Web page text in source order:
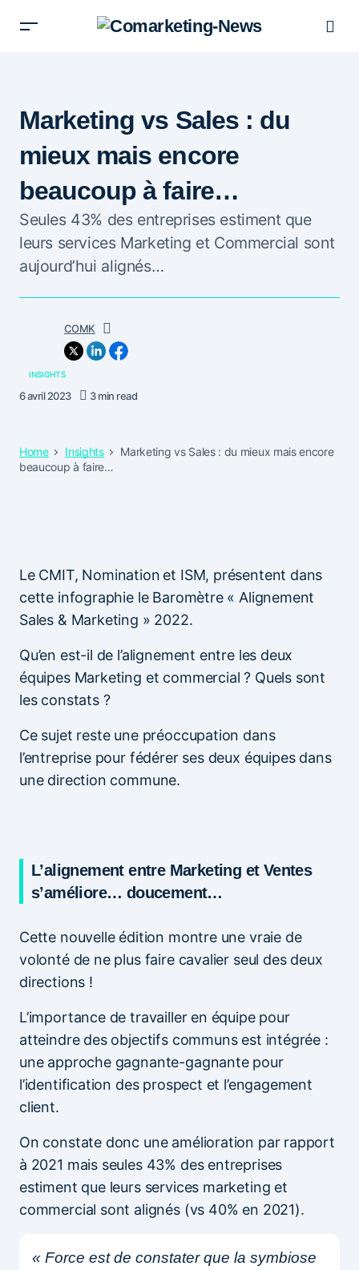
Marketing vs Sales : du
mieux mais encore
beaucoup à faire…
Seules 43% des entreprises estiment que
leurs services Marketing et Commercial sont
aujourd’hui alignés…
COMK
INSIGHTS
6 avril 2023 3 min read
Home Insights
Marketing vs Sales : du mieux mais encore
beaucoup à faire…
Le CMIT, Nomination et ISM, présentent dans
cette infographie le Baromètre « Alignement
Sales & Marketing » 2022.
Qu’en est-il de l’alignement entre les deux
équipes Marketing et commercial ? Quels sont
les constats ?
Ce sujet reste une préoccupation dans
l’entreprise pour fédérer ses deux équipes dans
une direction commune.
L’alignement entre Marketing et Ventes
s’améliore… doucement…
Cette nouvelle édition montre une vraie de
volonté de ne plus faire cavalier seul des deux
directions !
L’importance de travailler en équipe pour
atteindre des objectifs communs est intégrée :
une approche gagnante-gagnante pour
l’identification des prospect et l’engagement
client.
On constate donc une amélioration par rapport
à 2021 mais seules 43% des entreprises
estiment que leurs services marketing et
commercial sont alignés (vs 40% en 2021).
« Force est de constater que la symbiose